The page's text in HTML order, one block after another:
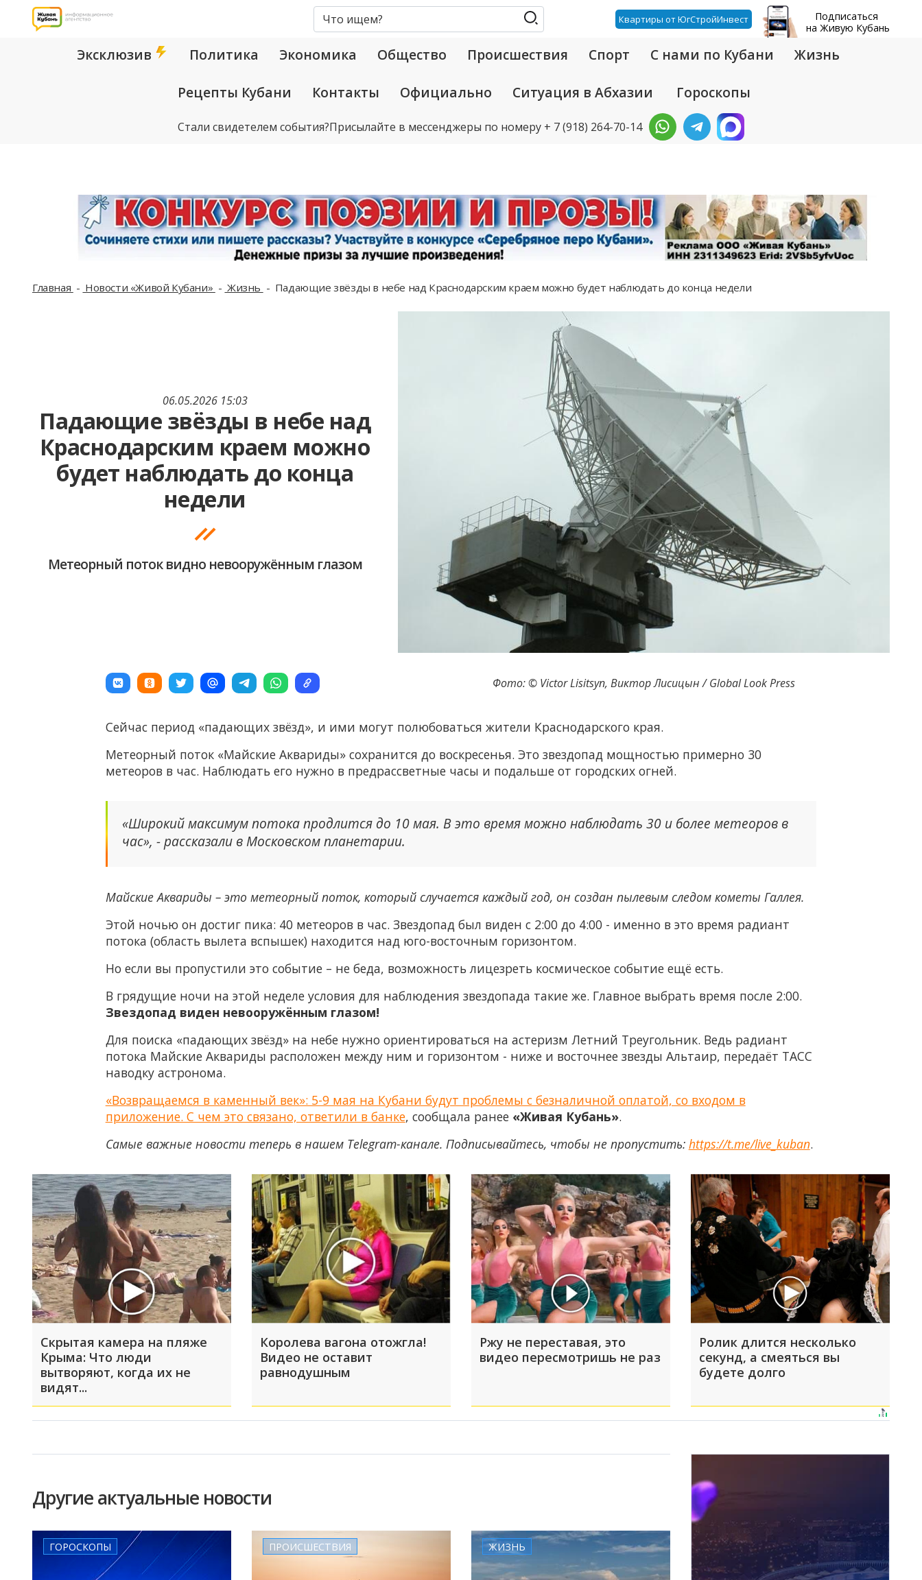
Квартиры от ЮгСтройИнвест
Подписаться
на Живую Кубань
Эксклюзив Политика Экономика Общество Происшествия Спорт С нами по Кубани Жизнь
Рецепты Кубани Контакты Официально Ситуация в Абхазии Гороскопы
Стали свидетелем события?Присылайте в мессенджеры по номеру + 7 (918) 264-70-14
Главная Новости «Живой Кубани» Жизнь Падающие звёзды в небе над Краснодарским краем можно будет наблюдать до конца недели
06.05.2026 15:03
Падающие звёзды в небе над
Краснодарским краем можно
будет наблюдать до конца
недели
Метеорный поток видно невооружённым глазом
Фото: © Victor Lisitsyn, Виктор Лисицын / Global Look Press
Сейчас период «падающих звёзд», и ими могут полюбоваться жители Краснодарского края.
Метеорный поток «Майские Аквариды» сохранится до воскресенья. Это звездопад мощностью примерно 30
метеоров в час. Наблюдать его нужно в предрассветные часы и подальше от городских огней.
«Широкий максимум потока продлится до 10 мая. В это время можно наблюдать 30 и более метеоров в
час», - рассказали в Московском планетарии.
Майские Аквариды – это метеорный поток, который случается каждый год, он создан пылевым следом кометы Галлея.
Этой ночью он достиг пика: 40 метеоров в час. Звездопад был виден с 2:00 до 4:00 - именно в это время радиант
потока (область вылета вспышек) находится над юго-восточным горизонтом.
Но если вы пропустили это событие – не беда, возможность лицезреть космическое событие ещё есть.
В грядущие ночи на этой неделе условия для наблюдения звездопада такие же. Главное выбрать время после 2:00.
Звездопад виден невооружённым глазом!
Для поиска «падающих звёзд» на небе нужно ориентироваться на астеризм Летний Треугольник. Ведь радиант
потока Майские Аквариды расположен между ним и горизонтом - ниже и восточнее звезды Альтаир, передаёт ТАСС
наводку астронома.
«Возвращаемся в каменный век»: 5-9 мая на Кубани будут проблемы с безналичной оплатой, со входом в
приложение. С чем это связано, ответили в банке, сообщала ранее «Живая Кубань».
Самые важные новости теперь в нашем Telegram-канале. Подписывайтесь, чтобы не пропустить: https://t.me/live_kuban.
Скрытая камера на пляже
Крыма: Что люди
вытворяют, когда их не
видят...
Королева вагона отожгла!
Видео не оставит
равнодушным
Ржу не переставая, это
видео пересмотришь не раз
Ролик длится несколько
секунд, а смеяться вы
будете долго
Другие актуальные новости
ГОРОСКОПЫ ПРОИСШЕСТВИЯ ЖИЗНЬ